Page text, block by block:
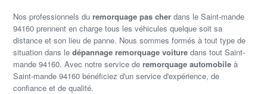
Nos professionnels duremorquage pas cher dans le Saint-mande
94160 prennent en charge tous les véhicules quelque soit sa
distance et son lieu de panne. Nous sommes formés à tout type de
situation dans ledépannage remorquage voiture dans tout Saint-
mande 94160. Avec notre service deremorquage automobile à
Saint-mande 94160 bénéficiez d'un service d'expérience, de
confiance et de qualité.